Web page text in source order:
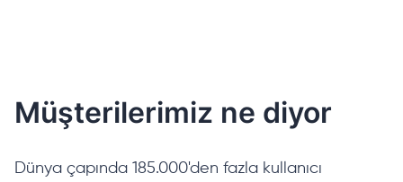
Müşterilerimiz ne diyor
Dünya çapında 185.000'den fazla kullanıcı